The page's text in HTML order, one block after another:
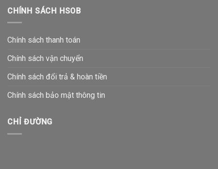
CHÍNH SÁCH HSOB
Chính sách thanh toán
Chính sách vận chuyển
Chính sách đổi trả & hoàn tiền
Chính sách bảo mật thông tin
CHỈ ĐƯỜNG